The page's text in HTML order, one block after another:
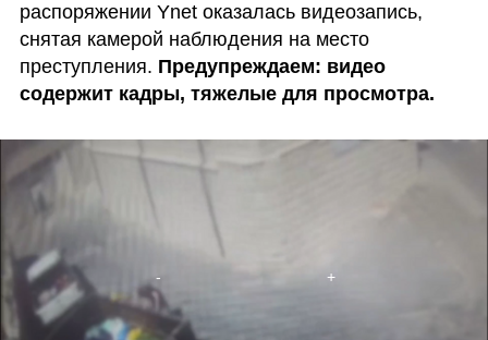
распоряжении Ynet оказалась видеозапись,
снятая камерой наблюдения на место
преступления. Предупреждаем: видео
содержит кадры, тяжелые для просмотра.